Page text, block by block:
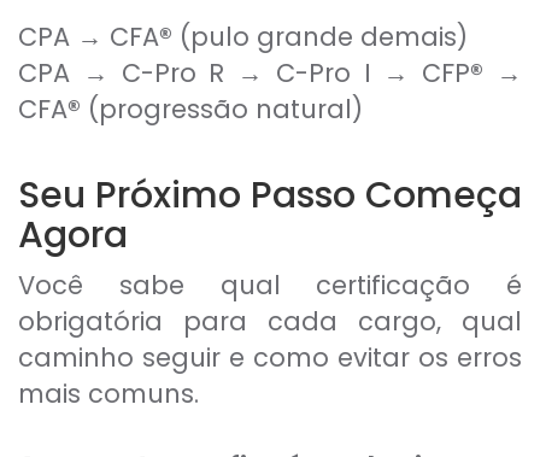
CPA → CFA® (pulo grande demais)
CPA → C-Pro R → C-Pro I → CFP® →
CFA® (progressão natural)
Seu Próximo Passo Começa
Agora
Você sabe qual certificação é
obrigatória para cada cargo, qual
caminho seguir e como evitar os erros
mais comuns.